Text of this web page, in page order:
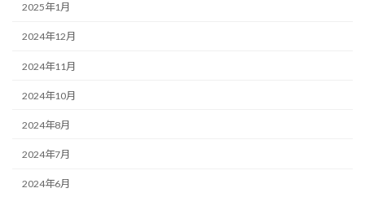
2025年1月
2024年12月
2024年11月
2024年10月
2024年8月
2024年7月
2024年6月